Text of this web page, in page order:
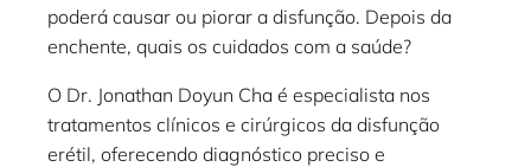
poderá causar ou piorar a disfunção. Depois da
enchente, quais os cuidados com a saúde?
O Dr. Jonathan Doyun Cha é especialista nos
tratamentos clínicos e cirúrgicos da disfunção
erétil, oferecendo diagnóstico preciso e